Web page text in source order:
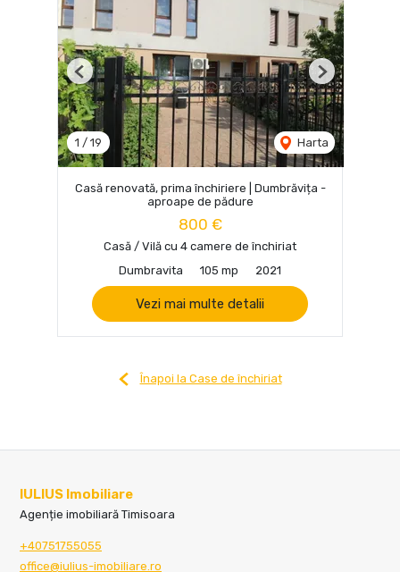
1 / 19 Harta
Previous Next
Casă renovată, prima închiriere | Dumbrăvița -
aproape de pădure
800 €
Casă / Vilă cu 4 camere de închiriat
Dumbravita
105 mp 2021
Vezi mai multe detalii
Înapoi la Case de închiriat
IULIUS Imobiliare
Agenție imobiliară Timisoara
+40751755055
office@iulius-imobiliare.ro